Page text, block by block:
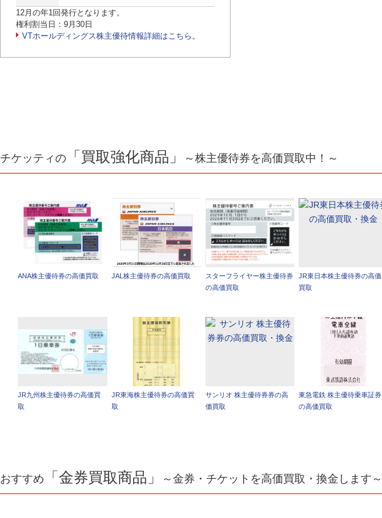
12月の年1回発行となります。
権利割当日：9月30日
VTホールディングス株主優待情報詳細はこちら。
チケッティの 「買取強化商品」 ～株主優待券を高価買取中！～
ANA株主優待券の高価買取 JAL株主優待券の高価買取
スターフライヤー株主優待券
の高価買取
JR東日本株主優待券の高価
買取
JR九州株主優待券の高価買
取
JR東海株主優待券の高価買
取
サンリオ 株主優待券券の高
価買取
東急電鉄 株主優待乗車証券
の高価買取
おすすめ 「金券買取商品」 ～金券・チケットを高価買取・換金します～